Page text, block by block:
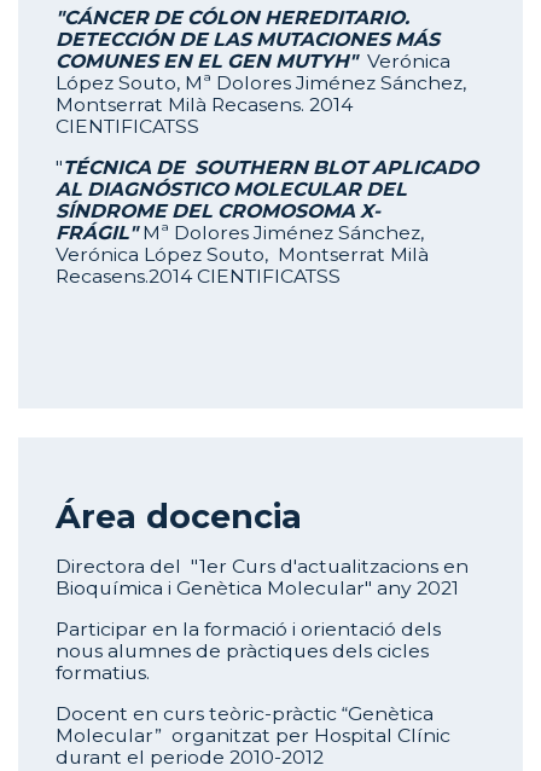
"CÁNCER DE CÓLON HEREDITARIO.
DETECCIÓN DE LAS MUTACIONES MÁS
COMUNES EN EL GEN MUTYH" Verónica
López Souto, Mª Dolores Jiménez Sánchez,
Montserrat Milà Recasens. 2014
CIENTIFICATSS
"TÉCNICA DE SOUTHERN BLOT APLICADO
AL DIAGNÓSTICO MOLECULAR DEL
SÍNDROME DEL CROMOSOMA X-
FRÁGIL"Mª Dolores Jiménez Sánchez,
Verónica López Souto, Montserrat Milà
Recasens.2014 CIENTIFICATSS
Área docencia
Directora del "1er Curs d'actualitzacions en
Bioquímica i Genètica Molecular" any 2021
Participar en la formació i orientació dels
nous alumnes de pràctiques dels cicles
formatius.
Docent en curs teòric-pràctic “Genètica
Molecular” organitzat per Hospital Clínic
durant el periode 2010-2012